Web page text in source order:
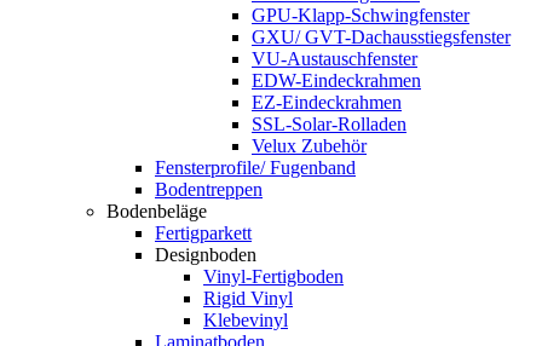
GPU-Klapp-Schwingfenster
GXU/ GVT-Dachausstiegsfenster
VU-Austauschfenster
EDW-Eindeckrahmen
EZ-Eindeckrahmen
SSL-Solar-Rolladen
Velux Zubehör
Fensterprofile/ Fugenband
Bodentreppen
Bodenbeläge
Fertigparkett
Designboden
Vinyl-Fertigboden
Rigid Vinyl
Klebevinyl
Laminatboden